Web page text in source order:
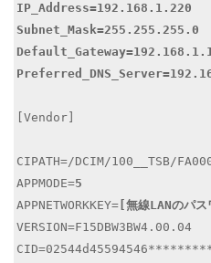
IP_Address=192.168.1.220
Subnet_Mask=255.255.255.0
[Vendor]
CIPATH=/DCIM/100__TSB/
APPMODE=5
APPNETWORKKEY= [無線LANのパス
VERSION=F15DBW3BW4.00.04